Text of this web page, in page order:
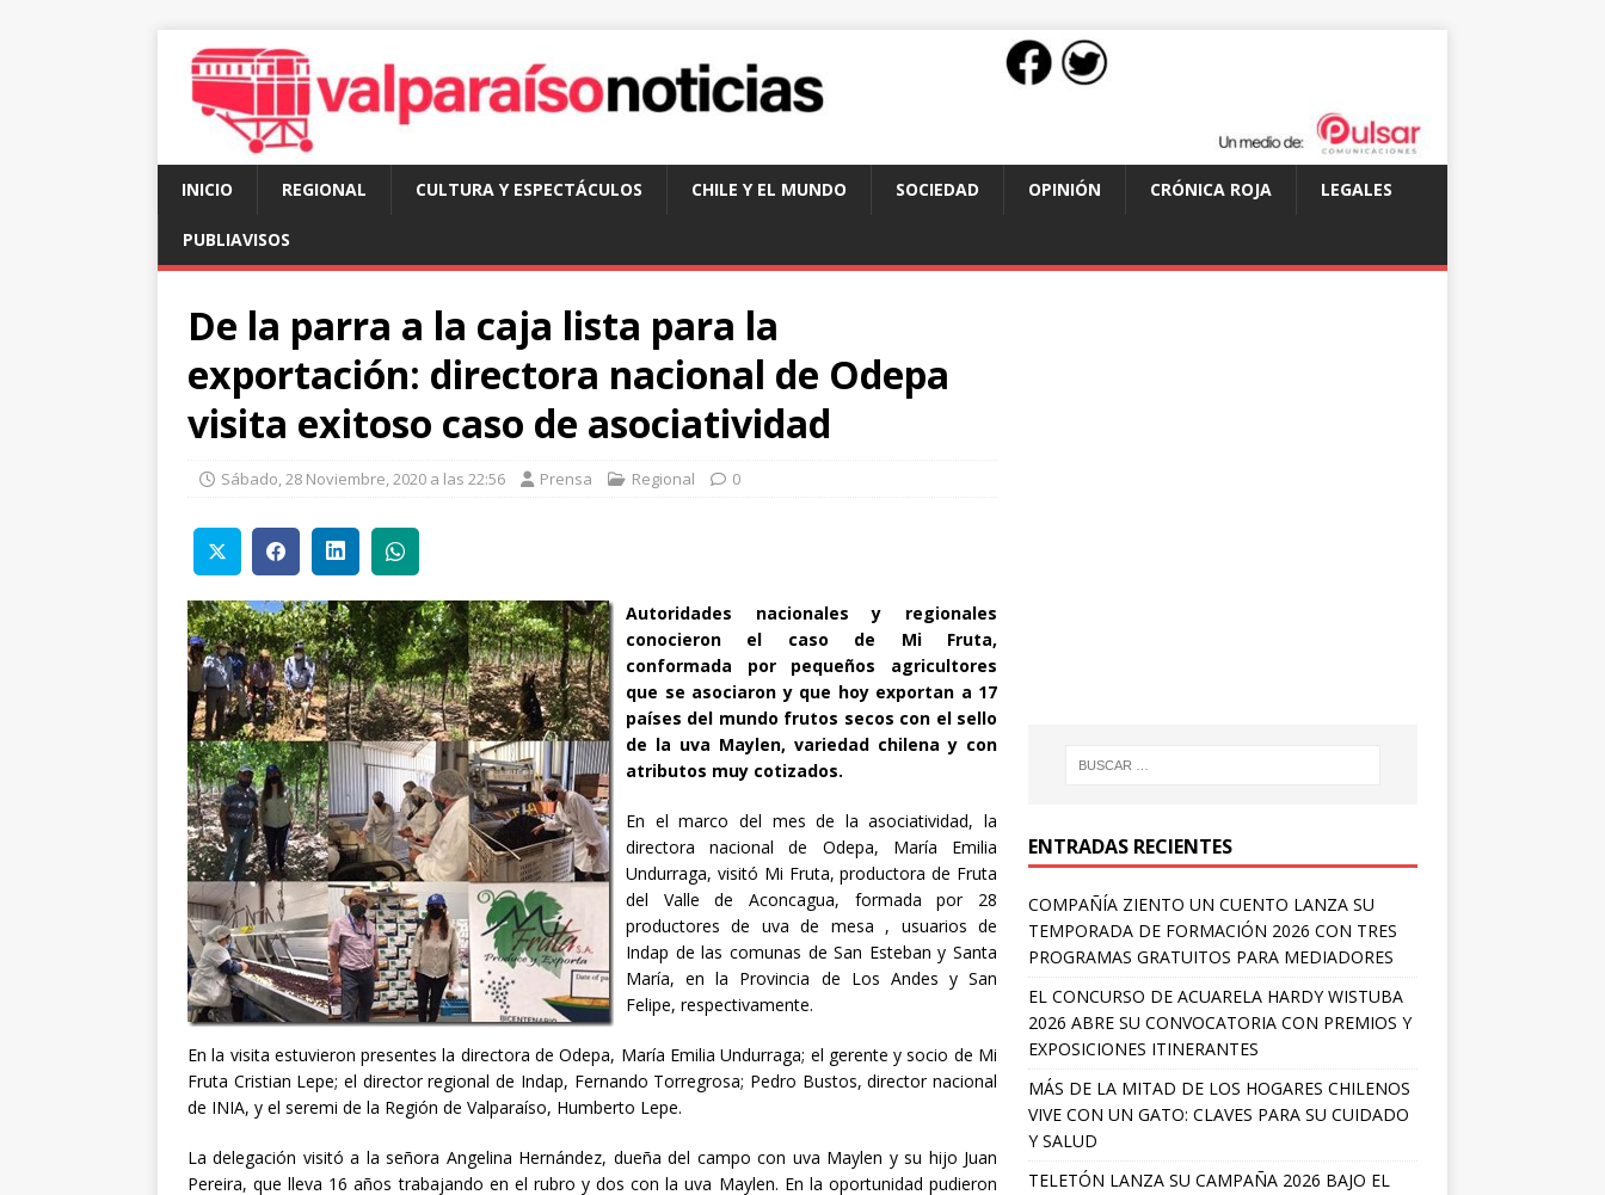
INICIO REGIONAL CULTURA Y ESPECTÁCULOS CHILE Y EL MUNDO SOCIEDAD OPINIÓN CRÓNICA ROJA LEGALES
PUBLIAVISOS
De la parra a la caja lista para la
exportación: directora nacional de Odepa
visita exitoso caso de asociatividad
Sábado, 28 Noviembre, 2020 a las 22:56 Prensa Regional 0
Autoridades nacionales y regionales
conocieron el caso de Mi Fruta,
conformada por pequeños agricultores
que se asociaron y que hoy exportan a 17
países del mundo frutos secos con el sello
de la uva Maylen, variedad chilena y con
atributos muy cotizados.
En el marco del mes de la asociatividad, la
directora nacional de Odepa, María Emilia
Undurraga, visitó Mi Fruta, productora de Fruta
del Valle de Aconcagua, formada por 28
productores de uva de mesa , usuarios de
Indap de las comunas de San Esteban y Santa
María, en la Provincia de Los Andes y San
Felipe, respectivamente.
En la visita estuvieron presentes la directora de Odepa, María Emilia Undurraga; el gerente y socio de Mi
Fruta Cristian Lepe; el director regional de Indap, Fernando Torregrosa; Pedro Bustos, director nacional
de INIA, y el seremi de la Región de Valparaíso, Humberto Lepe.
La delegación visitó a la señora Angelina Hernández, dueña del campo con uva Maylen y su hijo Juan
Pereira, que lleva 16 años trabajando en el rubro y dos con la uva Maylen. En la oportunidad pudieron
ENTRADAS RECIENTES
COMPAÑÍA ZIENTO UN CUENTO LANZA SU
TEMPORADA DE FORMACIÓN 2026 CON TRES
PROGRAMAS GRATUITOS PARA MEDIADORES
EL CONCURSO DE ACUARELA HARDY WISTUBA
2026 ABRE SU CONVOCATORIA CON PREMIOS Y
EXPOSICIONES ITINERANTES
MÁS DE LA MITAD DE LOS HOGARES CHILENOS
VIVE CON UN GATO: CLAVES PARA SU CUIDADO
Y SALUD
TELETÓN LANZA SU CAMPAÑA 2026 BAJO EL